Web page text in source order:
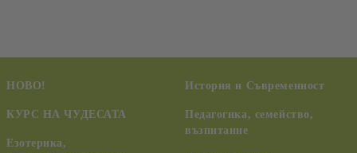
НОВО!
КУРС НА ЧУДЕСАТА
Езотерика,
История и Съвременност
Педагогика, семейство,
възпитание